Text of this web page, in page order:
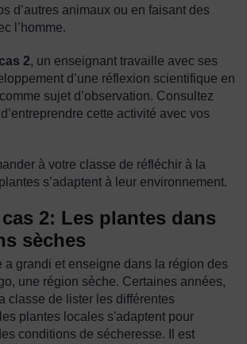
d’autres animaux ou en faisant des
l’homme.
2, un enseignant travaille avec ses
d’une réflexion scientifique en
sujet d’observation. Consultez
cette activité avec vos
à votre classe de réfléchir à la
s’adaptent à leur environnement.
2: Les plantes dans
sèches
a grandi et enseigne dans la région des
une région sèche. Certaines années,
classe de lister les différentes
plantes locales s'adaptent pour
conditions de sécheresse. Il est